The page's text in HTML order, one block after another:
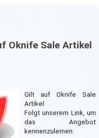
Oknife Sale Artikel
Gilt auf Oknife Sale
Artikel
Folgt unserem Link, um
das Angebot
kennenzulernen.